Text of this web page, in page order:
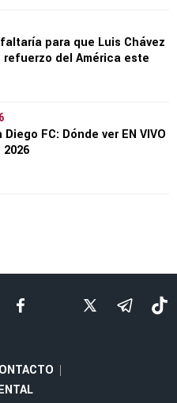
para que Luis Chávez
del América este
FC: Dónde ver EN VIVO
|